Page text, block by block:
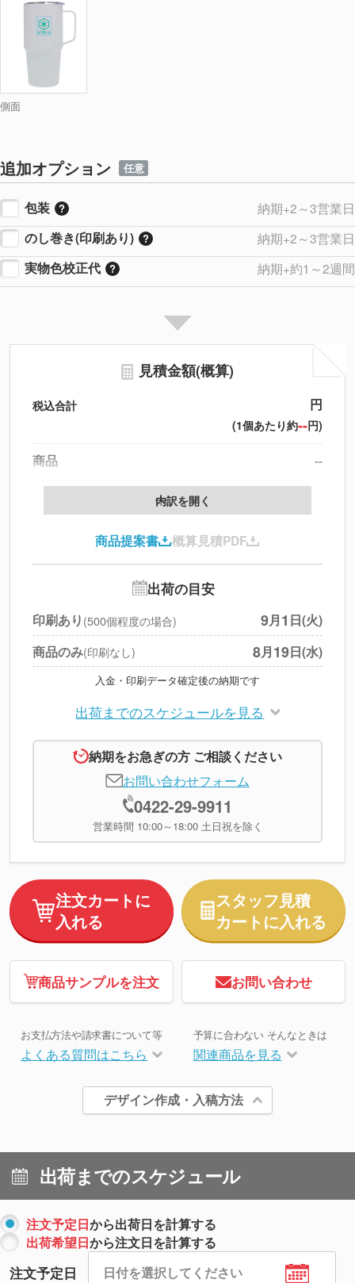
側面
追加オプション 任意
包装
納期+2～3営業日
のし巻き(印刷あり)
納期+2～3営業日
実物色校正代
納期+約1～2週間
見積金額(概算)
税込合計 円
(1個あたり約--円)
商品
--
製版代
印刷代
北海道・沖縄・離島 別途
円
※上記小計は税別です
内訳を開く
商品提案書 概算見積PDF
出荷の目安
印刷あり (500個程度の場合) 9月1 日(火)
商品のみ(印刷なし) 8月19日(水)
入金・印刷データ確定後の納期です
出荷までのスケジュールを見る
納期をお急ぎの方 ご相談ください
お問い合わせフォーム
0422-29-9911
営業時間 10:00～18:00 土日祝を除く
注文カートに
入れる
スタッフ見積
カートに入れる
商品サンプルを注文 お問い合わせ
お支払方法や請求書について等
よくある質問はこちら
予算に合わない そんなときは
関連商品を見る
デザイン作成・入稿方法
出荷までのスケジュール
注文予定日から出荷日を計算する
出荷希望日から注文日を計算する
注文予定日